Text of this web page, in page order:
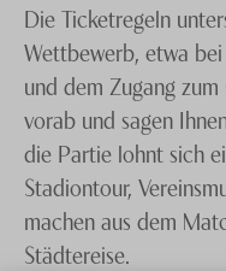
Die Ticketregeln
Wettbewerb, etwa
und dem Zugang
vorab und sagen
die Partie lohnt sich
Stadiontour,
machen aus dem
Städtereise.